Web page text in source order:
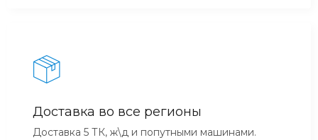
Доставка во все регионы
Доставка 5 ТК, ж\д и попутными машинами.